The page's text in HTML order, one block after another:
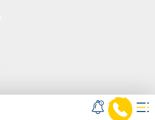
© کلیه حقوق برای شرکت مشاور